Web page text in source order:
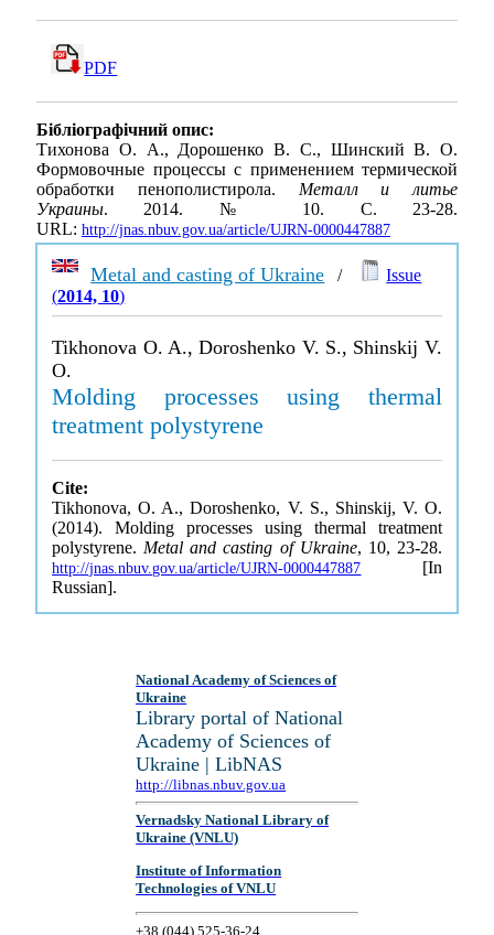
PDF
Бібліографічний опис:
Тихонова О. А., Дорошенко В. С., Шинский В. О.
Формовочные процессы с применением термической
обработки пенополистирола. Металл и литье
Украины. 2014. № 10. С. 23-28.
URL: http://jnas.nbuv.gov.ua/article/UJRN-0000447887
Metal and casting of Ukraine /
Issue
(2014, 10)
Tikhonova O. A., Doroshenko V. S., Shinskij V.
O.
Molding processes using thermal
treatment polystyrene
Cite:
Tikhonova, O. A., Doroshenko, V. S., Shinskij, V. O.
(2014). Molding processes using thermal treatment
polystyrene. Metal and casting of Ukraine, 10, 23-28.
http://jnas.nbuv.gov.ua/article/UJRN-0000447887 [In
Russian].
National Academy of Sciences of
Ukraine
Library portal of National
Academy of Sciences of
Ukraine | LibNAS
http://libnas.nbuv.gov.ua
Vernadsky National Library of
Ukraine (VNLU)
Institute of Information
Technologies of VNLU
+38 (044) 525-36-24